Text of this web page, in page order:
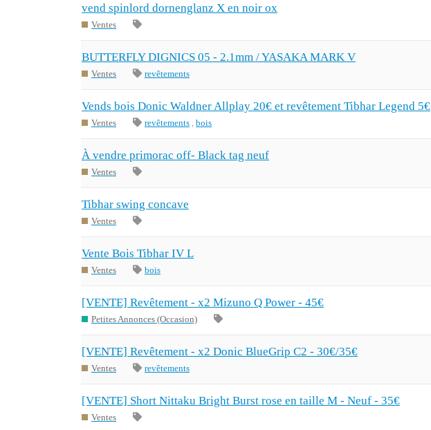
vend spinlord dornenglanz X en noir ox
Ventes
BUTTERFLY DIGNICS 05 - 2.1mm / YASAKA MARK V
Ventes revêtements
Vends bois Donic Waldner Allplay 20€ et revêtement Tibhar Legend 5€
Ventes revêtements ,bois
À vendre primorac off- Black tag neuf
Ventes
Tibhar swing concave
Ventes
Vente Bois Tibhar IV L
Ventes bois
[VENTE] Revêtement - x2 Mizuno Q Power - 45€
Petites Annonces (Occasion)
[VENTE] Revêtement - x2 Donic BlueGrip C2 - 30€/35€
Ventes revêtements
[VENTE] Short Nittaku Bright Burst rose en taille M - Neuf - 35€
Ventes